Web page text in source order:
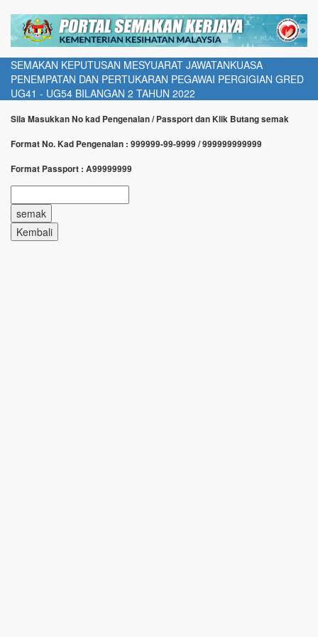
SEMAKAN KEPUTUSAN MESYUARAT JAWATANKUASA
PENEMPATAN DAN PERTUKARAN PEGAWAI PERGIGIAN GRED
UG41 - UG54 BILANGAN 2 TAHUN 2022
Sila Masukkan No kad Pengenalan / Passport dan Klik Butang semak
Format No. Kad Pengenalan : 999999-99-9999 / 999999999999
Format Passport : A99999999